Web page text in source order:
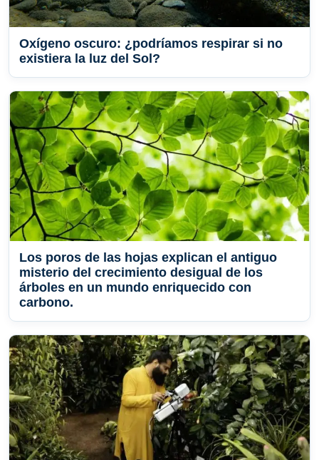
Oxígeno oscuro: ¿podríamos respirar si no
existiera la luz del Sol?
Los poros de las hojas explican el antiguo
misterio del crecimiento desigual de los
árboles en un mundo enriquecido con
carbono.